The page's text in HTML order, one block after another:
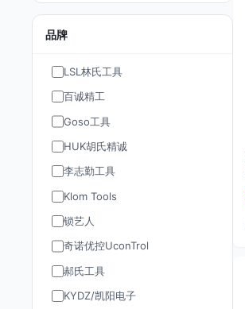
品牌
LSL林氏工具
百诚精工
Goso工具
HUK胡氏精诚
李志勤工具
Klom Tools
锁艺人
奇诺优控UconTrol
郝氏工具
KYDZ/凯阳电子